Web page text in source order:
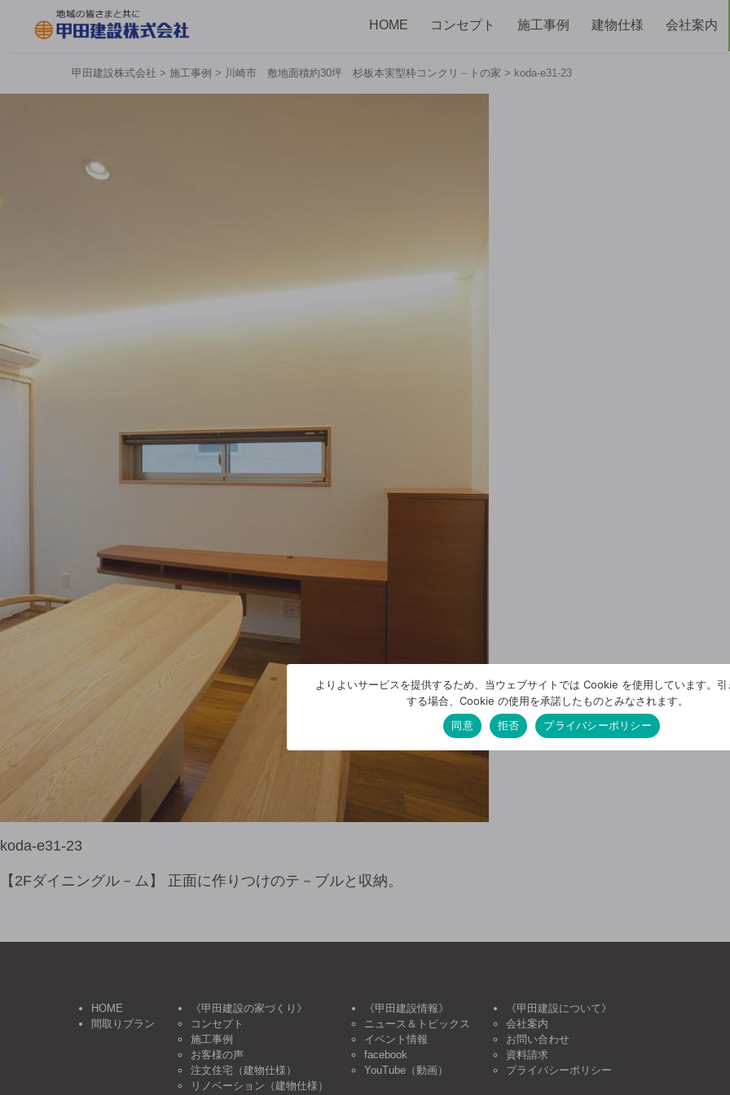
HOME コンセプト 施工事例 建物仕様 会社案内
甲田建設株式会社 > 施工事例 > 川崎市 敷地面積約30坪 杉板本実型枠コンクリ－トの家 > koda-e31-23
koda-e31-23
【2Fダイニングル－ム】 正面に作りつけのテ－ブルと収納。
HOME
間取りプラン
《甲田建設の家づくり》
コンセプト
施工事例
お客様の声
注文住宅（建物仕様）
リノベーション（建物仕様）
《甲田建設情報》
ニュース＆トピックス
イベント情報
facebook
YouTube（動画）
《甲田建設について》
会社案内
お問い合わせ
資料請求
プライバシーポリシー
よりよいサービスを提供するため、当ウェブサイトでは Cookie を使用しています。引
する場合、Cookie の使用を承諾したものとみなされます。
同意
拒否 プライバシーポリシー